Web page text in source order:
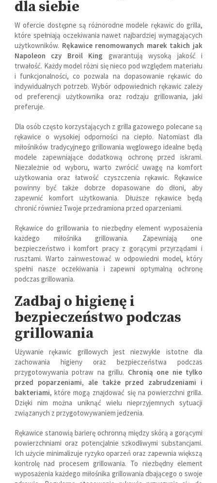
dla siebie
W ofercie dostępne są różnorodne modele rękawic do grilla,
które spełniają oczekiwania nawet najbardziej wymagających
użytkowników. Rękawice renomowanych marek takich jak
Napoleon czy Broil King gwarantują wysoką jakość i
trwałość. Każdy model różni się nieco pod względem materiału
i funkcjonalności, co pozwala na dopasowanie rękawic do
indywidualnych potrzeb. Wybór odpowiednich rękawic zależy
od preferencji użytkownika oraz rodzaju grillowania, jaki
preferuje.
Dla osób często korzystających z grilla gazowego polecane są
rękawice o wysokiej odporności na ciepło. Natomiast dla
miłośników tradycyjnego grillowania węglowego idealne będą
modele zapewniające dodatkową ochronę przed iskrami.
Niezależnie od wyboru, warto zwrócić uwagę na komfort
użytkowania oraz łatwość czyszczenia rękawic. Rękawice
powinny być także dobrze dopasowane do dłoni, aby
zapewnić komfort użytkowania. Dłuższe rękawice będą
chronić również Twoje przedramiona przed oparzeniami.
Rękawice do grillowania to niezbędny element wyposażenia
każdego miłośnika grillowania. Zapewniają one
bezpieczeństwo i komfort pracy z gorącymi przyrządami i
rusztami. Warto zainwestować w odpowiedni model, który
spełni nasze oczekiwania i zapewni optymalną ochronę
podczas grillowania.
Zadbaj o higienę i
bezpieczeństwo podczas
grillowania
Używanie rękawic grillowych jest niezwykle istotne dla
zachowania higieny oraz bezpieczeństwa podczas
przygotowywania potraw na grillu. Chronią one nie tylko
przed poparzeniami, ale także przed zabrudzeniami i
bakteriami, które mogą znajdować się na powierzchni grilla.
Dzięki nim można uniknąć wielu nieprzyjemnych sytuacji
związanych z przygotowywaniem jedzenia.
Rękawice stanowią barierę ochronną między skórą a gorącymi
powierzchniami oraz potencjalnie szkodliwymi substancjami.
Ich użycie minimalizuje ryzyko oparzeń oraz zapewnia większą
kontrolę nad procesem grillowania. To niezbędny element
wyposażenia każdego miłośnika grillowania dbającego o swoje